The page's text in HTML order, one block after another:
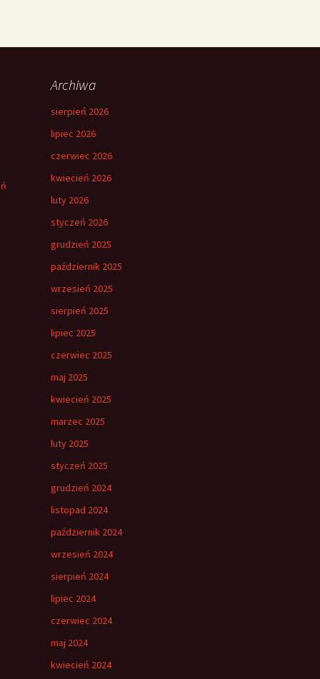
Archiwa
sierpień 2026
lipiec 2026
czerwiec 2026
kwiecień 2026
luty 2026
styczeń 2026
grudzień 2025
październik 2025
wrzesień 2025
sierpień 2025
lipiec 2025
czerwiec 2025
maj 2025
kwiecień 2025
marzec 2025
luty 2025
styczeń 2025
grudzień 2024
listopad 2024
październik 2024
wrzesień 2024
sierpień 2024
lipiec 2024
czerwiec 2024
maj 2024
kwiecień 2024